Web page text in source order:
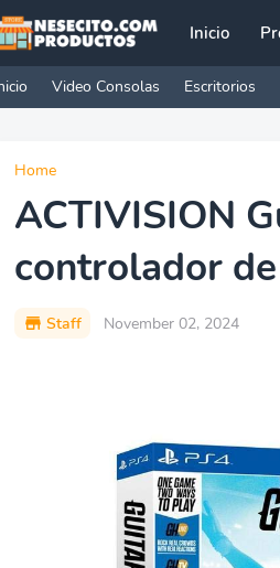
Inicio
Video Consolas Escritorios
Home
ACTIVISION
controlador
Staff November 02, 2024